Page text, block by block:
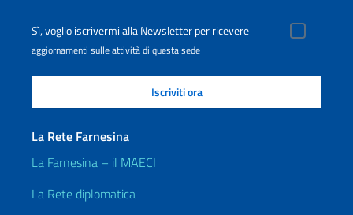
Sì, voglio iscrivermi alla Newsletter per ricevere
aggiornamenti sulle attività di questa sede
La Rete Farnesina
La Farnesina – il MAECI
La Rete diplomatica